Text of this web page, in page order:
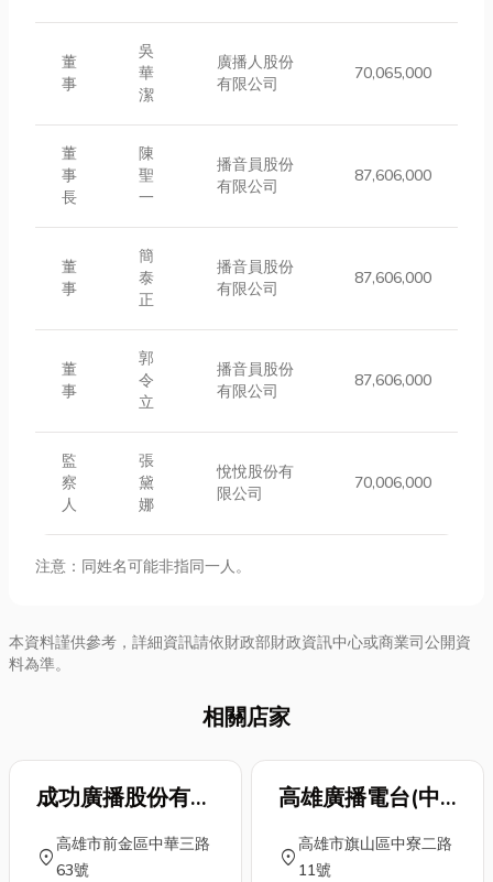
董
事
吳
華
潔
廣播人股份
有限公司
70,065,000
董
事
長
陳
聖
一
播音員股份
有限公司
87,606,000
董
事
簡
泰
正
播音員股份
有限公司
87,606,000
董
事
郭
令
立
播音員股份
有限公司
87,606,000
監
察
人
張
黛
娜
悅悅股份有
限公司
70,006,000
注意：同姓名可能非指同一人。
本資料謹供參考，詳細資訊請依財政部財政資訊中心或商業司公開資
料為準。
相關店家
成功廣播股份有限
公司
location_on
高雄市前金區中華三路
63號
高雄廣播電台(中
寮發射站)
location_on
高雄市旗山區中寮二路
11號